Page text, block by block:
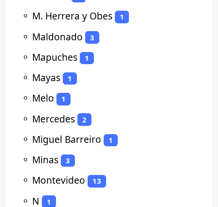
⚬ M. Herrera y Obes 1
⚬ Maldonado 3
⚬ Mapuches 1
⚬ Mayas 1
⚬ Melo 1
⚬ Mercedes 2
⚬ Miguel Barreiro 1
⚬ Minas 3
⚬ Montevideo 13
⚬ N 1